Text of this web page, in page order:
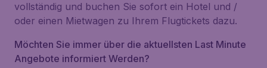
vollständig und buchen Sie sofort ein Hotel und /
oder einen Mietwagen zu Ihrem Flugtickets dazu.
Möchten Sie immer über die aktuellsten Last Minute
Angebote informiert Werden?